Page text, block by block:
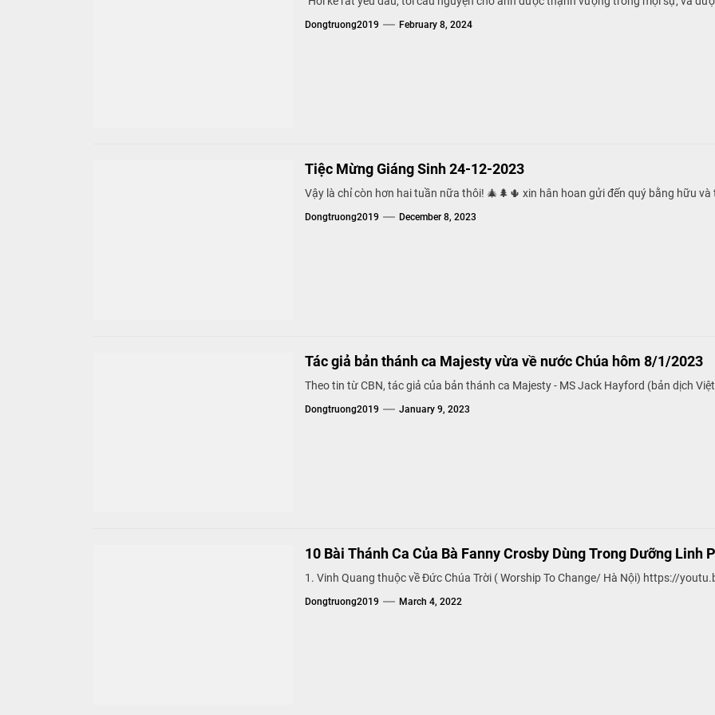
Dongtruong2019 February 8, 2024
Tiệc Mừng Giáng Sinh 24-12-2023
Vậy là chỉ còn hơn hai tuần nữa thôi! 🎄🌲🌵 xin hân hoan gửi đến quý bằng hữu và
Dongtruong2019 December 8, 2023
Tác giả bản thánh ca Majesty vừa về nước Chúa hôm 8/1/2023
Theo tin từ CBN, tác giả của bản thánh ca Majesty - MS Jack Hayford (bản dịch
Dongtruong2019 January 9, 2023
10 Bài Thánh Ca Của Bà Fanny Crosby Dùng Trong Dưỡng Linh
1. Vinh Quang thuộc về Đức Chúa Trời ( Worship To Change/ Hà Nội) https://
Dongtruong2019 March 4, 2022